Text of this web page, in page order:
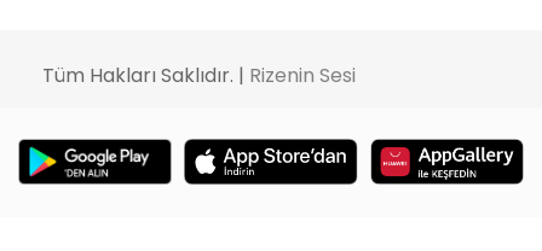
Tüm Hakları Saklıdır. | Rizenin Sesi